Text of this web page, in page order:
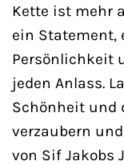
Kette ist mehr
ein Statement,
Persönlichkeit
jeden Anlass.
Schönheit und
verzaubern
von Sif Jakobs